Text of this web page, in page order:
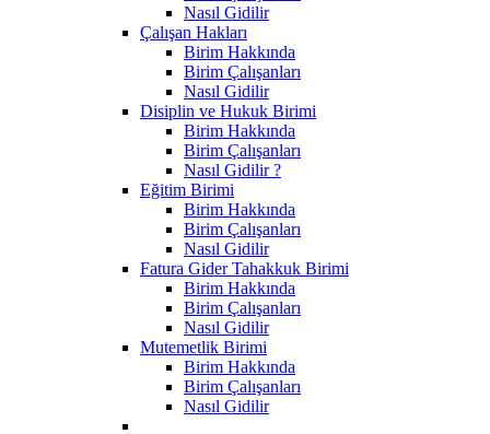
Nasıl Gidilir
Çalışan Hakları
Birim Hakkında
Birim Çalışanları
Nasıl Gidilir
Disiplin ve Hukuk Birimi
Birim Hakkında
Birim Çalışanları
Nasıl Gidilir ?
Eğitim Birimi
Birim Hakkında
Birim Çalışanları
Nasıl Gidilir
Fatura Gider Tahakkuk Birimi
Birim Hakkında
Birim Çalışanları
Nasıl Gidilir
Mutemetlik Birimi
Birim Hakkında
Birim Çalışanları
Nasıl Gidilir